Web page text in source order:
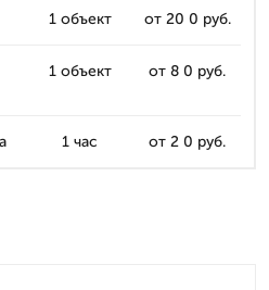
1 объект от 20 0 руб.
1 объект от 8 0 руб.
1 час от 2 0 руб.